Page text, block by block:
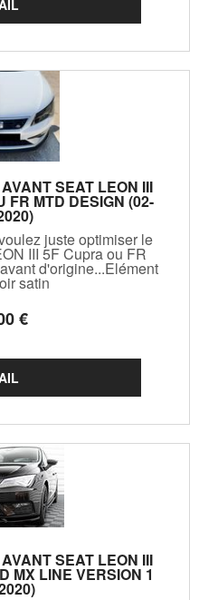
SEAT LEON III
FR MTD DESIGN (02-
juste optimiser le
III 5F Cupra ou FR
d'origine...Elément
satin
€
SEAT LEON III
MX LINE VERSION 1